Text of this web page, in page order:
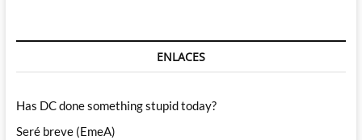
ENLACES
Has DC done something stupid today?
Seré breve (EmeA)